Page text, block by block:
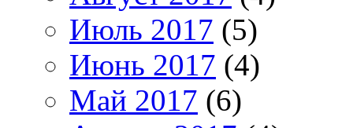
Июль 2017 (5)
Июнь 2017 (4)
Май 2017 (6)